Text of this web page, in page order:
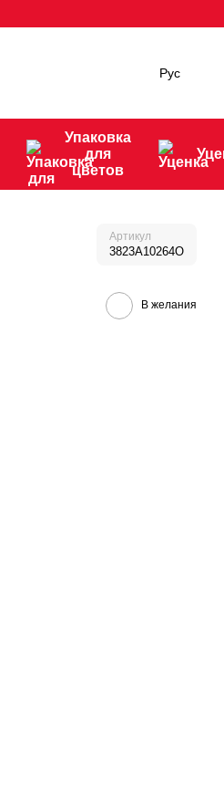
Рус
Упаковка
для
цветов
Артикул
3823A10264O
В желания